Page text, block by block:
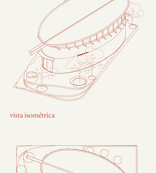
vista isométrica